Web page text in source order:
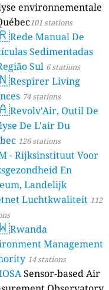
environnementale
101 stations
Rede Manual De
Sedimentadas
Sul 6 stations
Respirer Living
74 stations
Revolv'Air, Outil De
De L'air Du
126 stations
- Rijksinstituut Voor
En
Landelijk
Luchtkwaliteit 112
Rwanda
Management
14 stations
Sensor-based Air